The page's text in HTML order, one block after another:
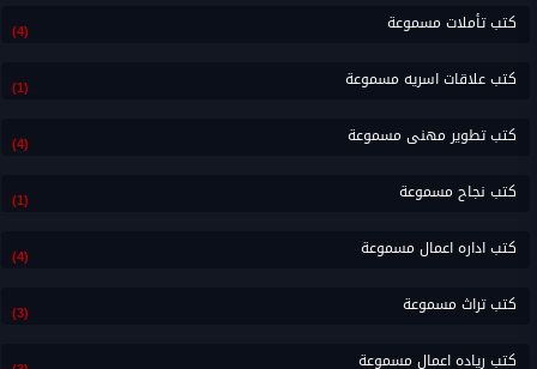
كتب تأملات مسموعة (4)
كتب علاقات اسريه مسموعة (1)
كتب تطوير مهنى مسموعة (4)
كتب نجاح مسموعة (1)
كتب اداره اعمال مسموعة (4)
كتب تراث مسموعة (3)
كتب رياده اعمال مسموعة